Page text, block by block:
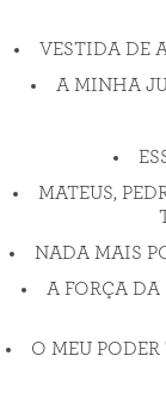
VESTIDA DE
A MINHA
MATEUS,
NADA MAIS
A FORÇA
O MEU